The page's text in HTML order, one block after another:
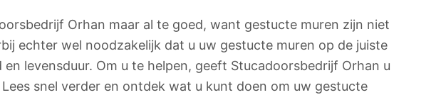
Orhan maar al te goed, want gestucte muren zijn niet
echter wel noodzakelijk dat u uw gestucte muren op de juiste
levensduur. Om u te helpen, geeft Stucadoorsbedrijf Orhan u
snel verder en ontdek wat u kunt doen om uw gestucte